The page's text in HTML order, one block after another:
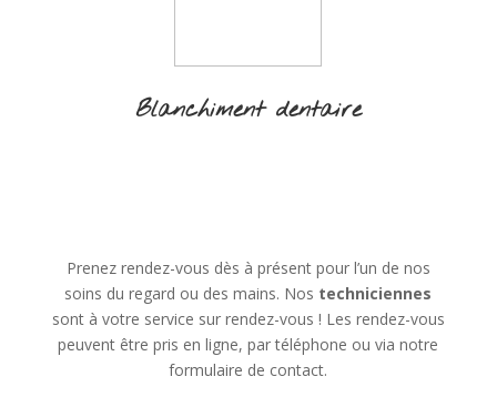
Blanchiment dentaire
Prenez rendez-vous dès à présent pour l’un de nos
soins du regard ou des mains. Nos techniciennes
sont à votre service sur rendez-vous ! Les rendez-vous
peuvent être pris en ligne, par téléphone ou via notre
formulaire de contact.